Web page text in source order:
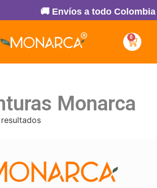
🚚 Envíos a todo Colombia
0
Monarca